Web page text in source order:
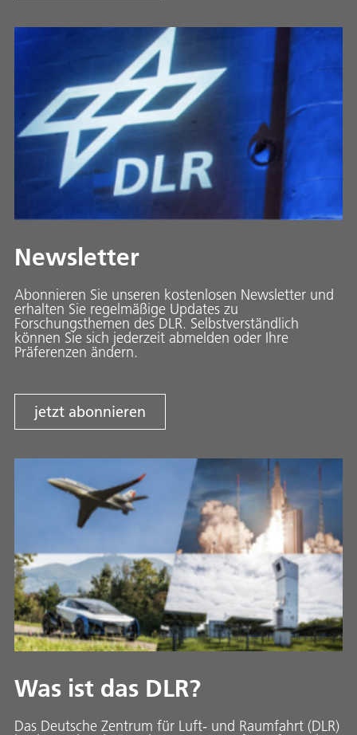
Newsletter
Abonnieren Sie unseren kostenlosen Newsletter und
erhalten Sie regelmäßige Updates zu
Forschungsthemen des DLR. Selbstverständlich
können Sie sich jederzeit abmelden oder Ihre
Präferenzen ändern.
jetzt abonnieren
Was ist das DLR?
Das Deutsche Zentrum für Luft- und Raumfahrt (DLR)